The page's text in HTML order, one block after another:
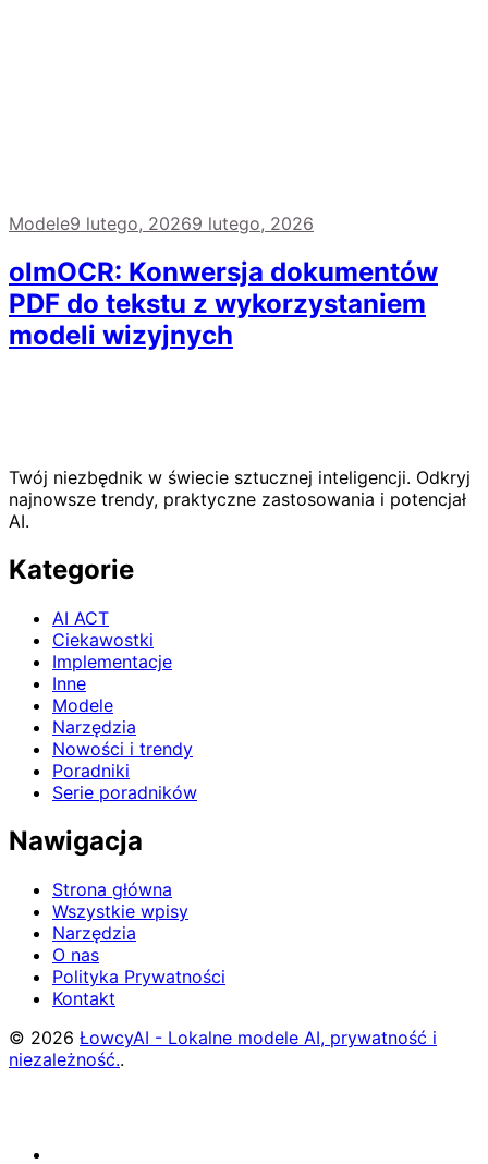
Modele9 lutego, 20269 lutego, 2026
olmOCR: Konwersja dokumentów
PDF do tekstu z wykorzystaniem
modeli wizyjnych
Twój niezbędnik w świecie sztucznej inteligencji. Odkryj
najnowsze trendy, praktyczne zastosowania i potencjał
AI.
Kategorie
AI ACT
Ciekawostki
Implementacje
Inne
Modele
Narzędzia
Nowości i trendy
Poradniki
Serie poradników
Nawigacja
Strona główna
Wszystkie wpisy
Narzędzia
O nas
Polityka Prywatności
Kontakt
© 2026 ŁowcyAI - Lokalne modele AI, prywatność i
niezależność..